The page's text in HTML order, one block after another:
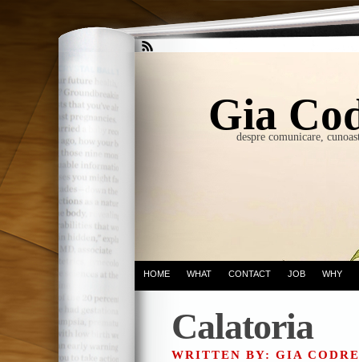
Gia
despre comunicare,
HOME WHAT CONTACT JOB WHY
Calatoria
WRITTEN BY: GIA